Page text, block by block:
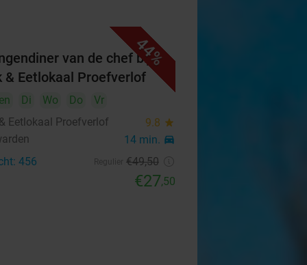
44%
van de chef bij
& Eetlokaal Proefverlof
Di Wo Do
Vr
& Eetlokaal Proefverlof
9.8 star
14 min. directions_car
456 €49,50
€27,50